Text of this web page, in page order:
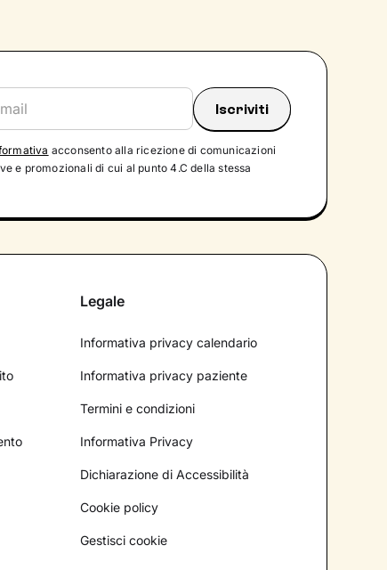
acconsento alla ricezione di comunicazioni
e promozionali di cui al punto 4.C della stessa
Legale
Informativa privacy calendario
Informativa privacy paziente
Termini e condizioni
Informativa Privacy
Dichiarazione di Accessibilità
Cookie policy
Gestisci cookie